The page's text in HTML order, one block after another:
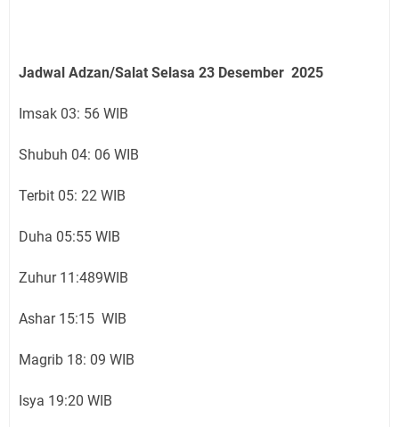
Jadwal Adzan/Salat Selasa 23 Desember 2025
Imsak 03: 56 WIB
Shubuh 04: 06 WIB
Terbit 05: 22 WIB
Duha 05:55 WIB
Zuhur 11:489WIB
Ashar 15:15 WIB
Magrib 18: 09 WIB
Isya 19:20 WIB